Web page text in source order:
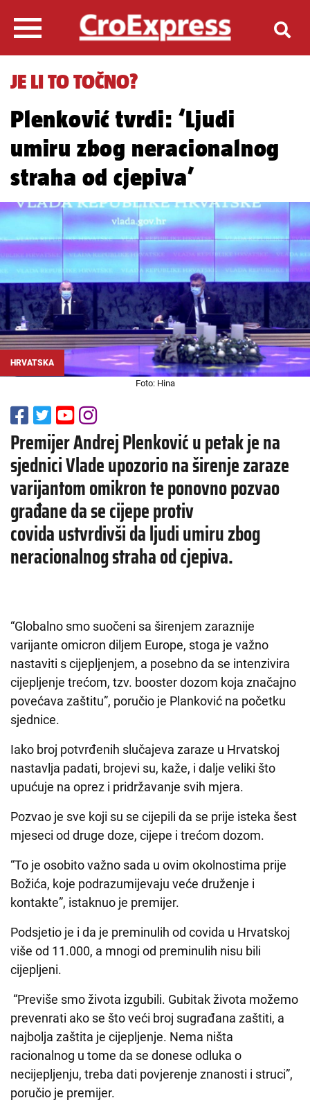
JE LI TO TOČNO?
Plenković tvrdi: ‘Ljudi
umiru zbog neracionalnog
straha od cjepiva’
HRVATSKA
Foto: Hina
Premijer Andrej Plenković u petak je na
sjednici Vlade upozorio na širenje zaraze
varijantom omikron te ponovno pozvao
građane da se cijepe protiv
covida ustvrdivši da ljudi umiru zbog
neracionalnog straha od cjepiva.
“Globalno smo suočeni sa širenjem zaraznije
varijante omicron diljem Europe, stoga je važno
nastaviti s cijepljenjem, a posebno da se intenzivira
cijepljenje trećom, tzv. booster dozom koja značajno
povećava zaštitu”, poručio je Planković na početku
sjednice.
Iako broj potvrđenih slučajeva zaraze u Hrvatskoj
nastavlja padati, brojevi su, kaže, i dalje veliki što
upućuje na oprez i pridržavanje svih mjera.
Pozvao je sve koji su se cijepili da se prije isteka šest
mjeseci od druge doze, cijepe i trećom dozom.
“To je osobito važno sada u ovim okolnostima prije
Božića, koje podrazumijevaju veće druženje i
kontakte”, istaknuo je premijer.
Podsjetio je i da je preminulih od covida u Hrvatskoj
više od 11.000, a mnogi od preminulih nisu bili
cijepljeni.
“Previše smo života izgubili. Gubitak života možemo
prevenrati ako se što veći broj sugrađana zaštiti, a
najbolja zaštita je cijepljenje. Nema ništa
racionalnog u tome da se donese odluka o
necijepljenju, treba dati povjerenje znanosti i struci”,
poručio je premijer.